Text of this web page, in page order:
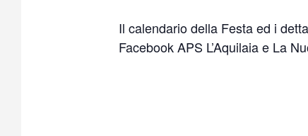
Il calendario della Festa ed i
Facebook APS L’Aquilaia e La